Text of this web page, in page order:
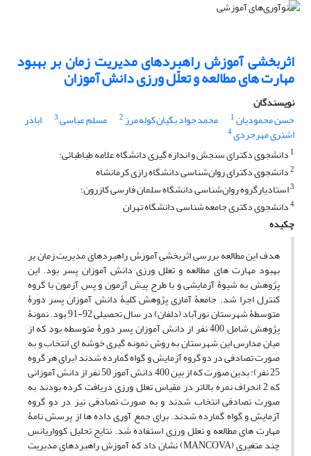
اثربخشی آموزش راهبردهای مدیریت زمان بر بهبود
مهارت های مطالعه و تعلّل ورزی دانش آموزان
نویسندگان
حسن محمودیان1 محمد جواد بگیان کوله مرز2 مسلم عباسی3 اباذر
اشتری مهرجردی4
1 دانشجوی دکترای سنجش و اندازه گیری دانشگاه علامه طباطبائی؛
2دانشجوی دکترای روان‌شناسی دانشگاه رازی کرمانشاه
3استادیارگروه روان‌شناسی دانشگاه سلمان فارسی کازرون؛
4دانشجوی دکتری جامعه شناسی دانشگاه تهران
چکیده
هدف این مطالعه بررسی اثربخشی آموزش راهبردهای مدیریت زمان بر
بهبود مهارت های مطالعه و تعلل ورزی دانش آموزان پسر بود. این
پژوهش به شیوۀ آزمایشی و با طرح پیش آزمون و پس آزمون با گروه
کنترل اجرا شد. جامعۀ آماری پژوهش کلیۀ دانش آموزان پسر دورۀ
متوسطۀ شهرستان نورآباد (دلفان) در سال تحصیلی 92-91 بود. نمونۀ
پژوهش شامل 400 نفر از دانش آموزان پسر دورۀ متوسطه بود که از
میان مدارس این شهرستان به روش نمونه گیری خوشه ای انتخاب و به
صورت تصادفی در دو گروه آزمایش و گواه گمارده شدند (برای هر گروه
25 نفر)؛ بدین صورت که از بین 400 دانش آموز 50 نفر از دانش آموزانی
که 2 انحراف نمره بالاتر در مقیاس تعلل ورزی دریافت کرده بودند به
صورت تصادفی انتخاب شدند و به صورت تصادفی نیز در دو گروه
آزمایش و گواه گمارده شدند. برای جمع آوری داده ها از پرسش نامۀ
مهارت های مطالعه و تعلل ورزی استفاده شد. نتایج تحلیل کوواریانس
چند متغیری (MANCOVA) نشان داد که آموزش راهبردهای مدیریت